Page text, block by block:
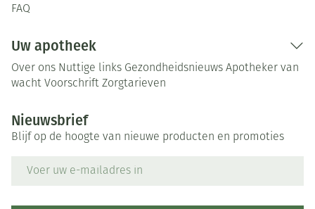
FAQ
Uw apotheek
Over ons Nuttige links Gezondheidsnieuws Apotheker van
wacht Voorschrift Zorgtarieven
Nieuwsbrief
Blijf op de hoogte van nieuwe producten en promoties